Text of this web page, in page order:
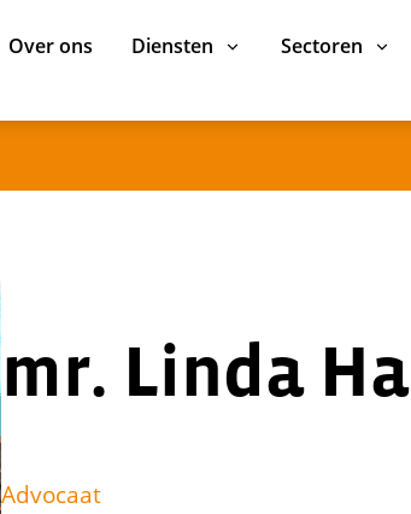
Over ons Diensten Sectoren
mr. Linda
Advocaat